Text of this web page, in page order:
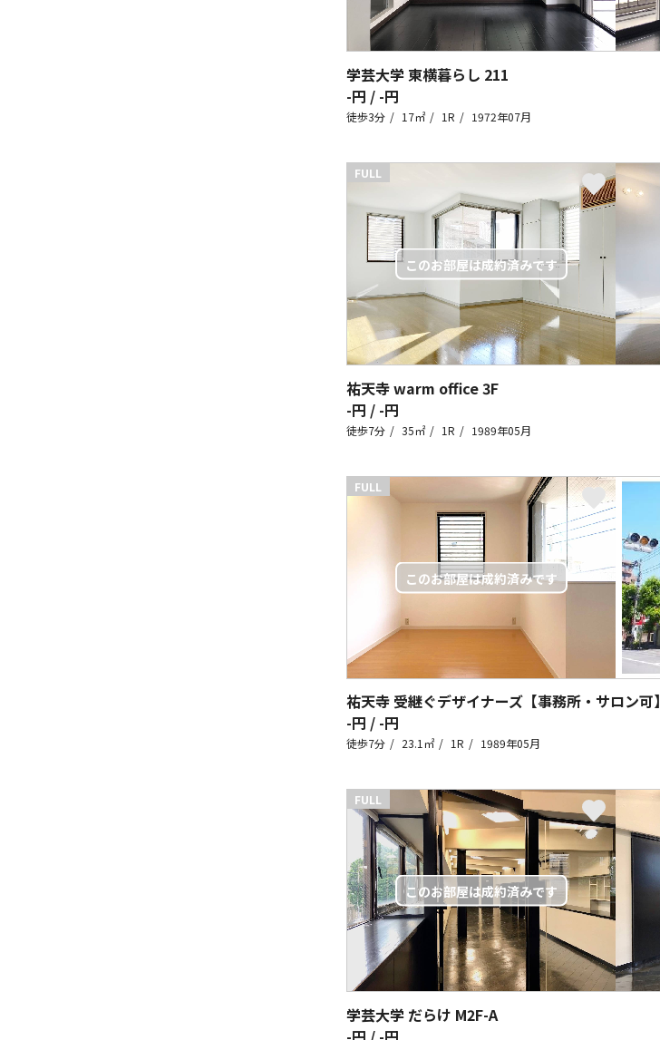
学芸大学 東横暮らし 211
-円 / -円
徒歩3分 17㎡ 1R 1972年07月
FULL
祐天寺 warm office3F
-円 / -円
徒歩7分 35㎡ 1R 1989年05月
FULL
祐天寺 受継ぐデザイナーズ【事務所・サロン可】
-円 / -円
徒歩7分 23.1㎡ 1R 1989年05月
FULL
学芸大学 だらけ M2F-A